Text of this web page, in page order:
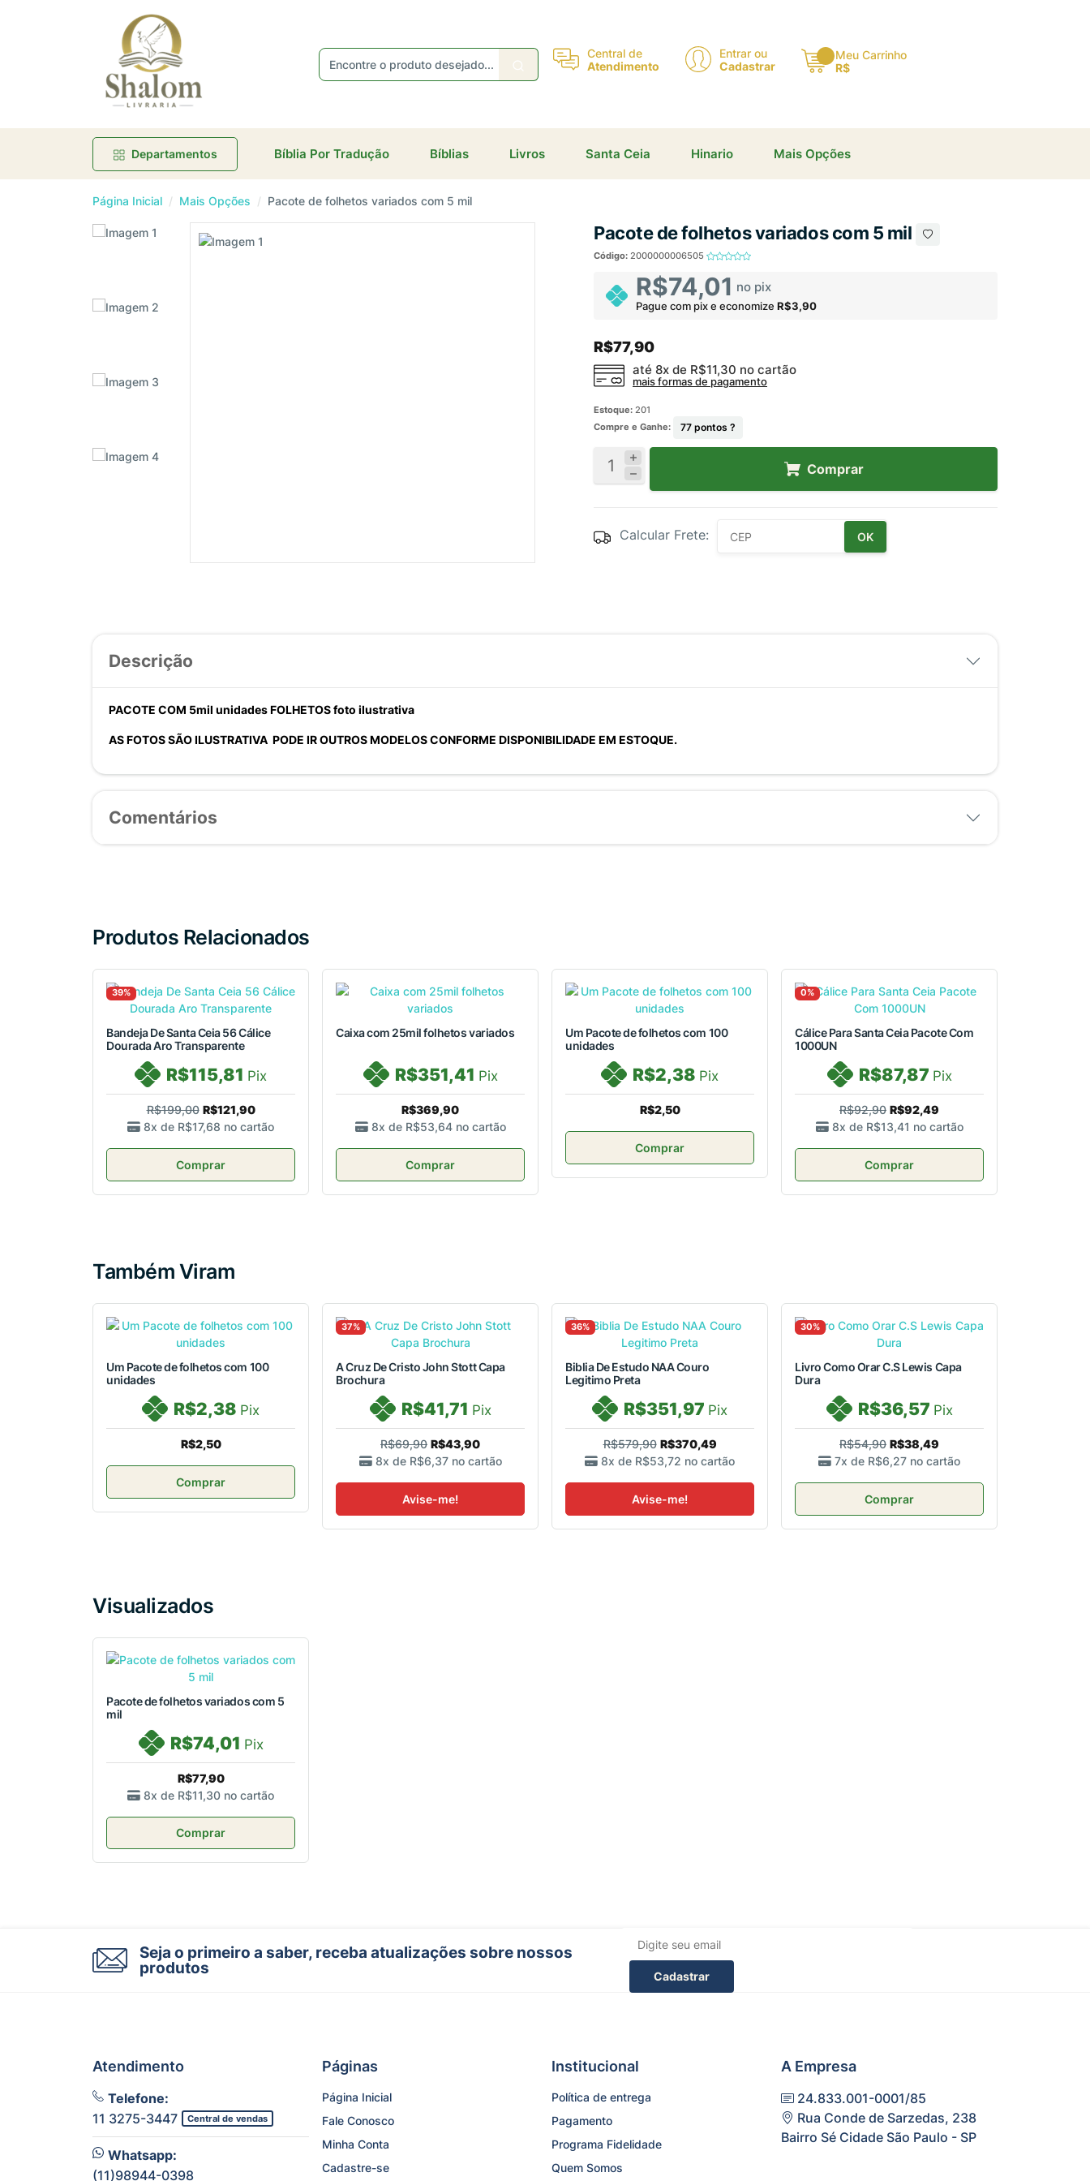
Central de
Atendimento
Entrar ou
Cadastrar
Meu Carrinho
R$
Departamentos Bíblia Por Tradução Bíblias Livros Santa Ceia Hinario Mais Opções
Página Inicial Mais Opções Pacote de folhetos variados com 5 mil
Pacote de folhetos variados com 5 mil
Código: 2000000006505
R$74,01 no pix
Pague com pix e economize R$3,90
R$77,90
até 8x de R$11,30 no cartão
mais formas de pagamento
Estoque: 201
Compre e Ganhe:
77 pontos ?
Comprar
Calcular Frete: OK
Descrição
PACOTE COM 5mil unidades FOLHETOS foto ilustrativa
AS FOTOS SÃO ILUSTRATIVA PODE IR OUTROS MODELOS CONFORME DISPONIBILIDADE EM ESTOQUE.
Comentários
Produtos Relacionados
39%
Bandeja De Santa Ceia 56 Cálice
Dourada Aro Transparente
R$115,81 Pix
R$199,00 R$121,90
8x de R$17,68 no cartão
Comprar
Caixa com 25mil folhetos variados
R$351,41 Pix
R$369,90
8x de R$53,64 no cartão
Comprar
Um Pacote de folhetos com 100
unidades
R$2,38 Pix
R$2,50
Comprar
0%
Cálice Para Santa Ceia Pacote Com
1000UN
R$87,87 Pix
R$92,90 R$92,49
8x de R$13,41 no cartão
Comprar
Também Viram
Um Pacote de folhetos com 100
unidades
R$2,38 Pix
R$2,50
Comprar
37%
A Cruz De Cristo John Stott Capa
Brochura
R$41,71 Pix
R$69,90 R$43,90
8x de R$6,37 no cartão
Avise-me!
36%
Biblia De Estudo NAA Couro
Legitimo Preta
R$351,97 Pix
R$579,90 R$370,49
8x de R$53,72 no cartão
Avise-me!
30%
Livro Como Orar C.S Lewis Capa
Dura
R$36,57 Pix
R$54,90 R$38,49
7x de R$6,27 no cartão
Comprar
Visualizados
Pacote de folhetos variados com 5
mil
R$74,01 Pix
R$77,90
8x de R$11,30 no cartão
Comprar
Receba ofertas e descontos exclusivos ×
Não gosto de promoções! Enviar
Seja o primeiro a saber, receba atualizações sobre nossos
produtos
Cadastrar
Atendimento
Telefone:
11 3275-3447
Central de vendas
Whatsapp:
(11)98944-0398
Páginas
Página Inicial
Fale Conosco
Minha Conta
Cadastre-se
Institucional
Política de entrega
Pagamento
Programa Fidelidade
Quem Somos
A Empresa
24.833.001-0001/85
Rua Conde de Sarzedas, 238
Bairro Sé Cidade São Paulo - SP